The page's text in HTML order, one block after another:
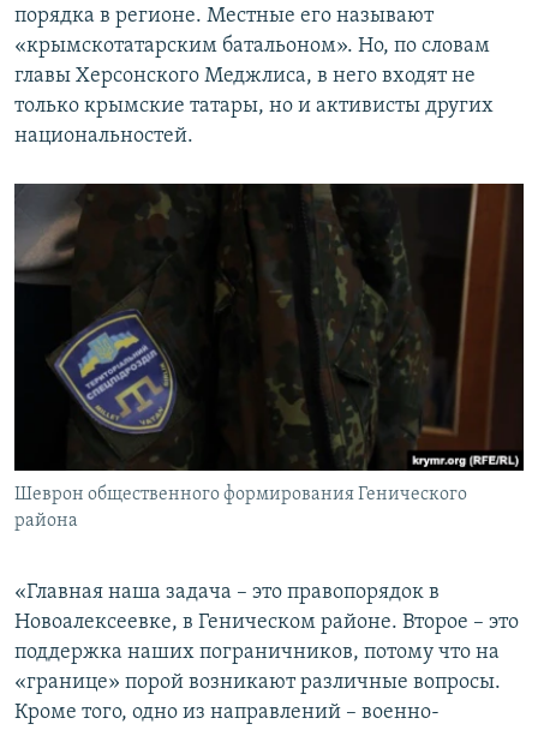
порядка в регионе. Местные его называют
«крымскотатарским батальоном». Но, по словам
главы Херсонского Меджлиса, в него входят не
только крымские татары, но и активисты других
национальностей.
Шеврон общественного формирования Генического
района
«Главная наша задача – это правопорядок в
Новоалексеевке, в Геническом районе. Второе – это
поддержка наших пограничников, потому что на
«границе» порой возникают различные вопросы.
Кроме того, одно из направлений – военно-